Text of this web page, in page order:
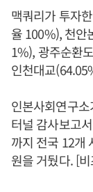
맥쿼리가 투자
율 100%), 천안
1%), 광주순환
인천대교
인본사회연구
터널 감사보고
까지 전국 12개
원을 거뒀다. [